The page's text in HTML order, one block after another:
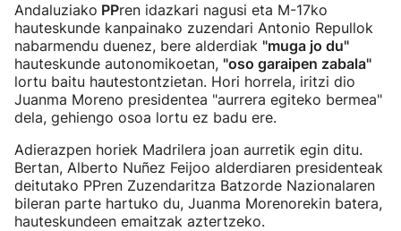
Andaluziako PPren idazkari nagusi eta M-17ko
hauteskunde kanpainako zuzendari Antonio Repullok
nabarmendu duenez, bere alderdiak "muga jo du"
hauteskunde autonomikoetan, "oso garaipen zabala"
lortu baitu hautestontzietan. Hori horrela, iritzi dio
Juanma Moreno presidentea "aurrera egiteko bermea"
dela, gehiengo osoa lortu ez badu ere.
Adierazpen horiek Madrilera joan aurretik egin ditu.
Bertan, Alberto Nuñez Feijoo alderdiaren presidenteak
deitutako PPren Zuzendaritza Batzorde Nazionalaren
bileran parte hartuko du, Juanma Morenorekin batera,
hauteskundeen emaitzak aztertzeko.